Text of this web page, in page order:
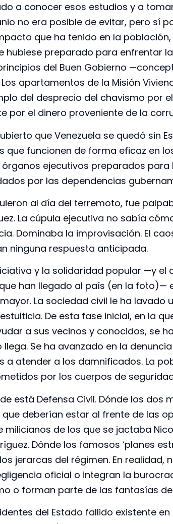
a conocer esos estudios y a
no era posible de evitar, pero sí
que ha tenido en la
hubiese preparado para enfrentar
del Buen Gobierno
apartamentos de la Misión
del desprecio del chavismo por
por el dinero proveniente de la
que Venezuela se quedó sin
que funcionen de forma eficaz en
ejecutivos preparados
por las dependencias
al día del terremoto, fue
La cúpula ejecutiva no sabía
Dominaba la improvisación. El
ninguna respuesta anticipada.
y la solidaridad popular —y el
han llegado al país (en la foto)—
La sociedad civil le ha lavado
De esta fase inicial, en la
a sus vecinos y conocidos, se
llega. Se ha avanzado en la
a atender a los damnificados. La
por los cuerpos de
está Defensa Civil. Dónde los dos
deberían estar al frente de las
milicianos de los que se jactaba
Dónde los famosos ‘planes
jerarcas del régimen. En realidad,
oficial o integran la
o forman parte de las fantasías
del Estado fallido existente